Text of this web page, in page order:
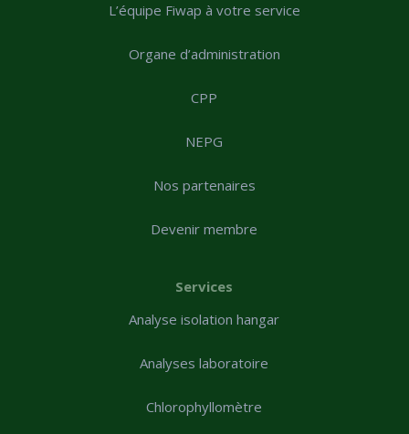
L’équipe Fiwap à votre service
Organe d’administration
CPP
NEPG
Nos partenaires
Devenir membre
Services
Analyse isolation hangar
Analyses laboratoire
Chlorophyllomètre